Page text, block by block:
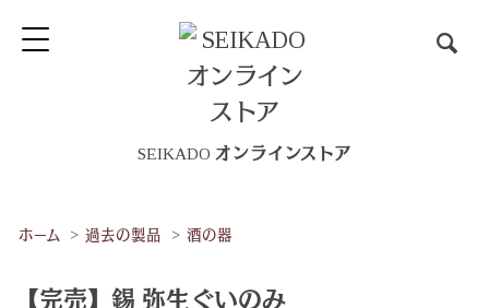
SEIKADO オンラインストア
ホーム > 過去の製品 > 酒の器
【完売】錫 弥生ぐいのみ